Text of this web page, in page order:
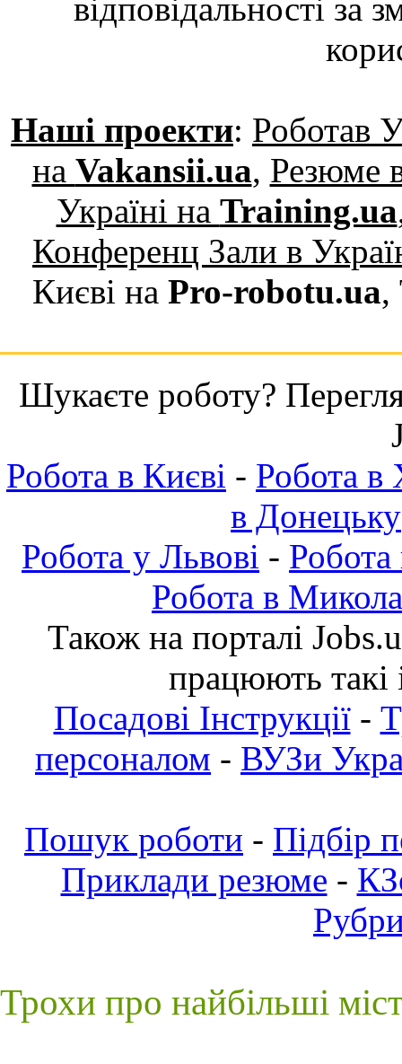
відповідальності за
Наші проекти: Роботав
на Vakansii.ua, Резюме
Україні на Training.ua
Конференц Зали в
Києві на Pro-robotu.ua,
Шукаєте роботу?
Робота в Києві - Робота в
в Донецьку
Робота у Львові - Робота
Робота в
Також на порталі
працюють такі
Посадові Інструкції-
персоналом - ВУЗи
Пошук роботи - Підбір
Приклади резюме -
Трохи про найбільші